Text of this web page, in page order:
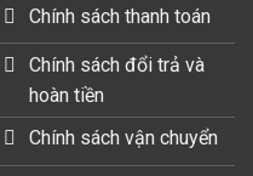
Chính sách thanh toán
Chính sách đổi trả và
hoàn tiền
Chính sách vận chuyển